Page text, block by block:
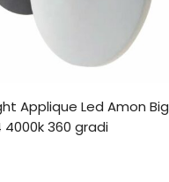
Applique Led Amon Big
4000k 360 gradi